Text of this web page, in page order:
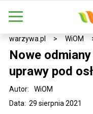
warzywa.pl > WiOM
Nowe
uprawy pod
Data: 29 sierpnia 2021
Autor: WiOM